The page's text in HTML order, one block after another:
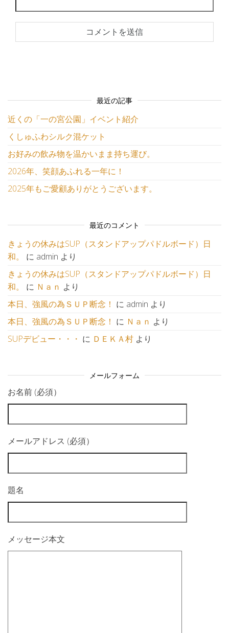
最近の記事
近くの「一の宮公園」イベント紹介
くしゅふわシルク混ケット
お好みの飲み物を温かいまま持ち運び。
2026年、笑顔あふれる一年に！
2025年もご愛顧ありがとうございます。
最近のコメント
きょうの休みはSUP（スタンドアップパドルボード）日
和。
に admin より
きょうの休みはSUP（スタンドアップパドルボード）日
和。
に Ｎａｎ より
本日、強風の為ＳＵＰ断念！ に admin より
本日、強風の為ＳＵＰ断念！ に Ｎａｎ より
SUPデビュー・・・ に ＤＥＫＡ村 より
メールフォーム
お名前 (必須）
メールアドレス (必須）
題名
メッセージ本文